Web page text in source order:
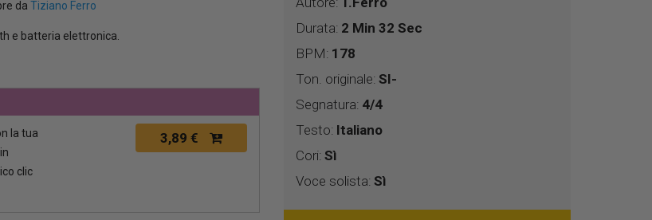
da Tiziano Ferro
e batteria elettronica.
la tua
clic
3,89 €
Durata: 2 Min 32 Sec
BPM: 178
Ton. originale: SI-
Segnatura: 4/4
Testo: Italiano
Cori: Sì
Voce solista: Sì